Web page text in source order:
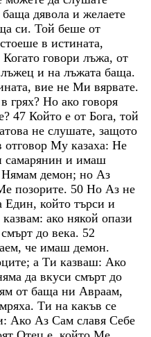
баща дявола и желаете
си. Той беше от
стоеше в истината,
Когато говори лъжа, от
лъжец и на лъжата баща.
, вие не Ми вярвате.
в грях? Но ако говоря
? 47 Който е от Бога, той
не слушате, защото
отговор Му казаха: Не
самарянин и имаш
Нямам демон; но Аз
позорите. 50 Но Аз не
Един, който търси и
казвам: ако някой опази
смърт до века. 52
, че имаш демон.
; а Ти казваш: Ако
да вкуси смърт до
от баща ни Авраам,
. Ти на какъв се
: Ако Аз Сам славя Себе